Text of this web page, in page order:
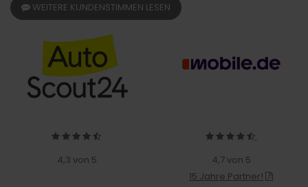
WEITERE KUNDENSTIMMEN LESEN
4,3 von 5
4,7 von 5
15 Jahre Partner!